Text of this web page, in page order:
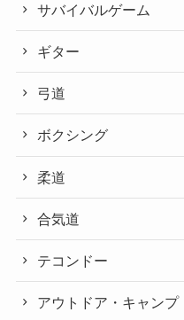
サバイバルゲーム
ギター
弓道
ボクシング
柔道
合気道
テコンドー
アウトドア・キャンプ